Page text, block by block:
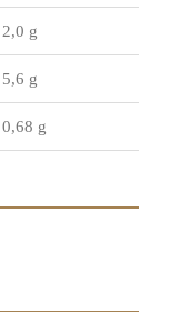
2,0 g
5,6 g
0,68 g